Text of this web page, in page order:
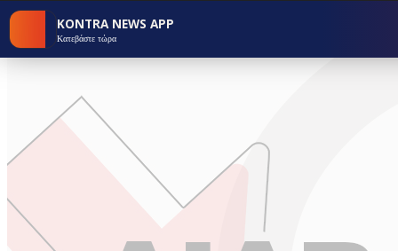
KONTRA NEWS APP
Κατεβάστε τώρα